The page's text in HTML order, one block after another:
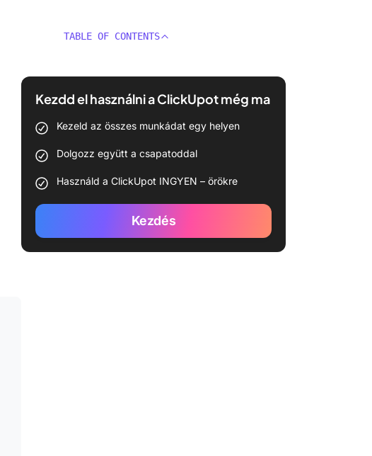
TABLE OF CONTENTS
Kezdd el használni a ClickUpot még ma
Kezeld az összes munkádat egy helyen
Dolgozz együtt a csapatoddal
Használd a ClickUpot INGYEN – örökre
Kezdés